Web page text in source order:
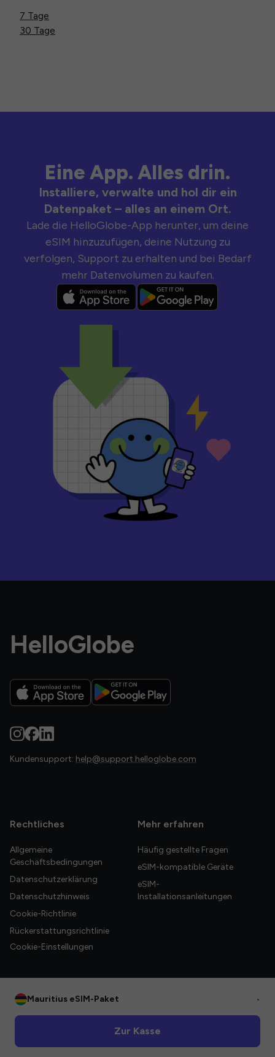
7 Tage
30 Tage
Eine App. Alles drin.
Installiere, verwalte und hol dir ein
Datenpaket – alles an einem Ort.
Lade die HelloGlobe-App herunter, um deine
eSIM hinzuzufügen, deine Nutzung zu
verfolgen, Support zu erhalten und bei Bedarf
mehr Datenvolumen zu kaufen.
HelloGlobe
Kundensupport: help@support.helloglobe.com
Rechtliches
Allgemeine
Geschäftsbedingungen
Datenschutzerklärung
Datenschutzhinweis
Cookie-Richtlinie
Rückerstattungsrichtlinie
Cookie-Einstellungen
Mehr erfahren
Häufig gestellte Fragen
eSIM-kompatible Geräte
eSIM-
Installationsanleitungen
Mauritius eSIM-Paket •
Zur Kasse